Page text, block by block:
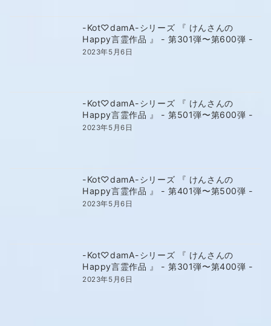
-Kot♡damA-シリーズ 『 けんさんの
Happy言霊作品 』 - 第301弾〜第600弾 -
2023年5月6日
-Kot♡damA-シリーズ 『 けんさんの
Happy言霊作品 』 - 第501弾〜第600弾 -
2023年5月6日
-Kot♡damA-シリーズ 『 けんさんの
Happy言霊作品 』 - 第401弾〜第500弾 -
2023年5月6日
-Kot♡damA-シリーズ 『 けんさんの
Happy言霊作品 』 - 第301弾〜第400弾 -
2023年5月6日